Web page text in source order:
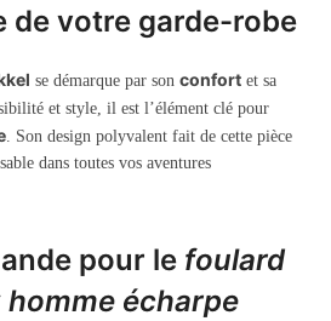
de votre garde-robe
se démarque par son confort et sa
et style, il est l’élément clé pour
. Son design polyvalent fait de cette pièce
dans toutes vos aventures
pour le foulard
écharpe